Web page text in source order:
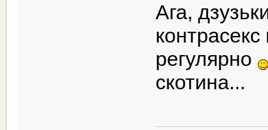
Ага,
регулярно
скотина...